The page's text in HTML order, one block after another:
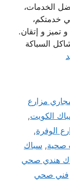
الخدمات،
خدمتكم،
تميز و إتقان.
السباكة
مزارع
الكويت,
الوفرة,
صحية, سباك
هندي صحي
فني صحي